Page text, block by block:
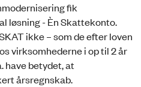
fik
løsning - Èn Skattekonto.
ikke – som de efter loven
virksomhederne i op til 2 år
have betydet, at
årsregnskab.